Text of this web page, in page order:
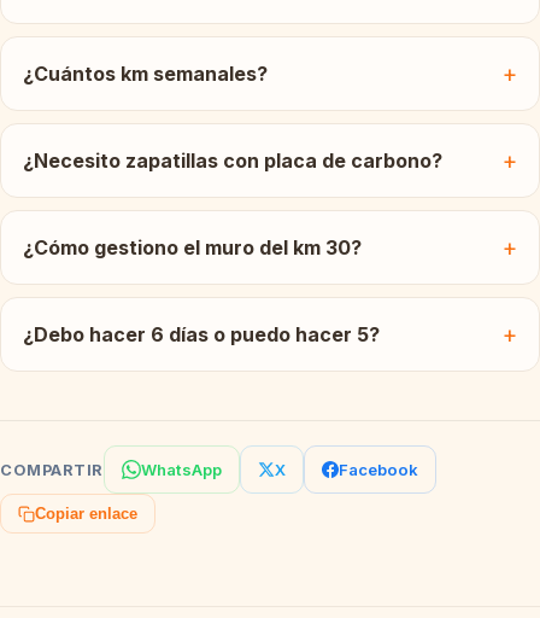
¿Cuántos km semanales?
¿Necesito zapatillas con placa de carbono?
¿Cómo gestiono el muro del km 30?
¿Debo hacer 6 días o puedo hacer 5?
COMPARTIR WhatsApp X Facebook
Copiar enlace